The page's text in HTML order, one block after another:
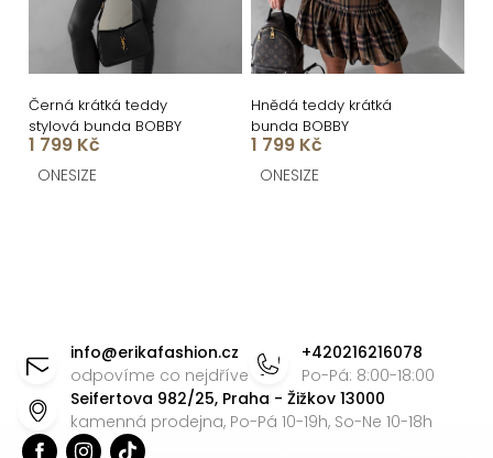
Černá krátká teddy
stylová bunda BOBBY
1 799 Kč
ONESIZE
Hnědá teddy krátká
bunda BOBBY
1 799 Kč
ONESIZE
a
c
í
info@erikafashion.cz
odpovíme co nejdříve
+420216216078
Po-Pá: 8:00-18:00
Seifertova 982/25, Praha - Žižkov 13000
kamenná prodejna, Po-Pá 10-19h, So-Ne 10-18h